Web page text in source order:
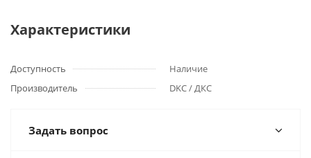
Характеристики
Доступность
Наличие
Производитель
DKC / ДКС
Задать вопрос